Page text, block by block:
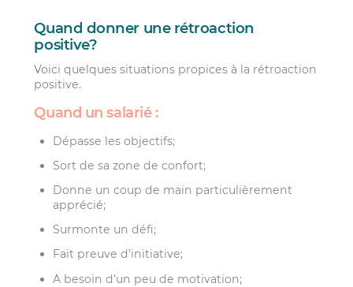
Quand donner une rétroaction
positive?
Voici quelques situations propices à la rétroaction
positive.
Quand un salarié :
Dépasse les objectifs;
Sort de sa zone de confort;
Donne un coup de main particulièrement
apprécié;
Surmonte un défi;
Fait preuve d’initiative;
A besoin d’un peu de motivation;